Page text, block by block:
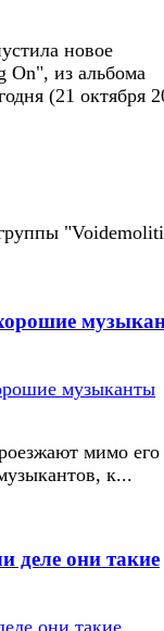
новое
On", из альбома
(21 октября
мимо его
к...
деле они такие